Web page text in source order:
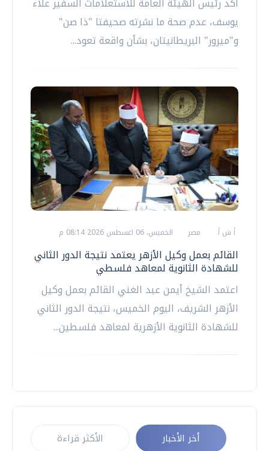
يوسف، عدم صحة ما نشرته صحيفتا "ذا صن"
و"ميرور" البريطانيتان، بشأن واقعة تعود...
أ ش أ مصر الخميس، 06 اغسطس 2026 08:14 م
القائم بعمل وكيل الأزهر يعتمد نتيجة الدور الثاني
للشهادة الثانوية لمعاهد فلسطي
اعتمد الشيخ أيمن عبد الغني القائم بعمل وكيل
الأزهر الشريف، اليوم الخميس، نتيجة الدور الثاني
للشهادة الثانوية الأزهرية لمعاهد فلسطين...
أخر الأخبار الأكثر قراءة